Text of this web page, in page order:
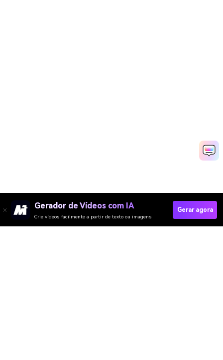
Gerador de Vídeos com IA
Crie vídeos facilmente a partir de texto ou imagens
Gerar agora